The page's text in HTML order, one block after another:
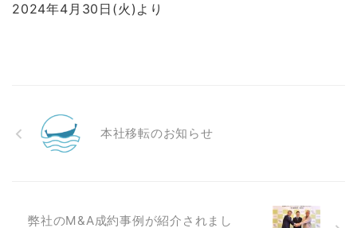
2024年4月30日(火)より
本社移転のお知らせ
弊社のM&A成約事例が紹介されまし